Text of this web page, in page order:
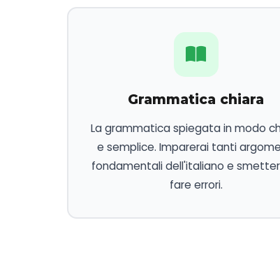
Grammatica chiara
La grammatica spiegata in modo
e semplice. Imparerai tanti
fondamentali dell'italiano e
fare errori.